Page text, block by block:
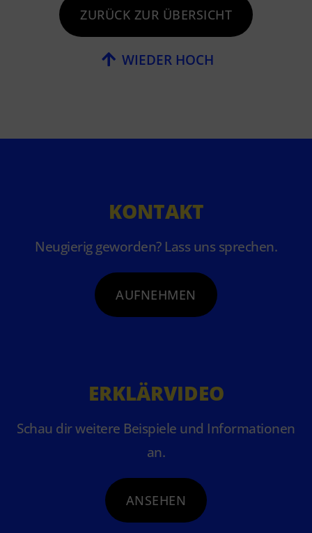
ZURÜCK ZUR ÜBERSICHT
WIEDER HOCH
KONTAKT
Neugierig geworden? Lass uns sprechen.
AUFNEHMEN
ERKLÄRVIDEO
Schau dir weitere Beispiele und Informationen
an.
ANSEHEN